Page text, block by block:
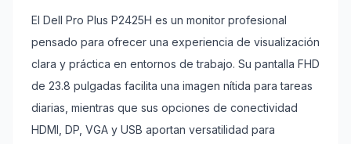
El Dell Pro Plus P2425H es un monitor profesional
pensado para ofrecer una experiencia de visualización
clara y práctica en entornos de trabajo. Su pantalla FHD
de 23.8 pulgadas facilita una imagen nítida para tareas
diarias, mientras que sus opciones de conectividad
HDMI, DP, VGA y USB aportan versatilidad para